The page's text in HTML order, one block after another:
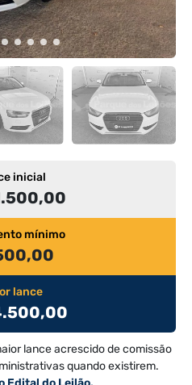
inicial
mínimo
lance
lance acrescido de comissão
quando existirem.